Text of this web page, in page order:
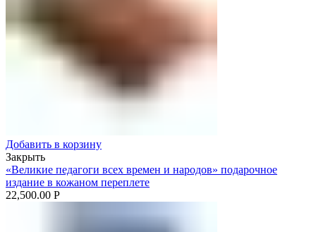
Добавить в корзину
Закрыть
«Великие педагоги всех времен и народов» подарочное
издание в кожаном переплете
22,500.00 Р